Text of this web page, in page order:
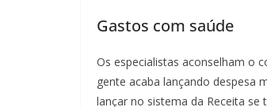
Gastos com saúde
Os especialistas aconselham o
gente acaba lançando despesa
lançar no sistema da Receita